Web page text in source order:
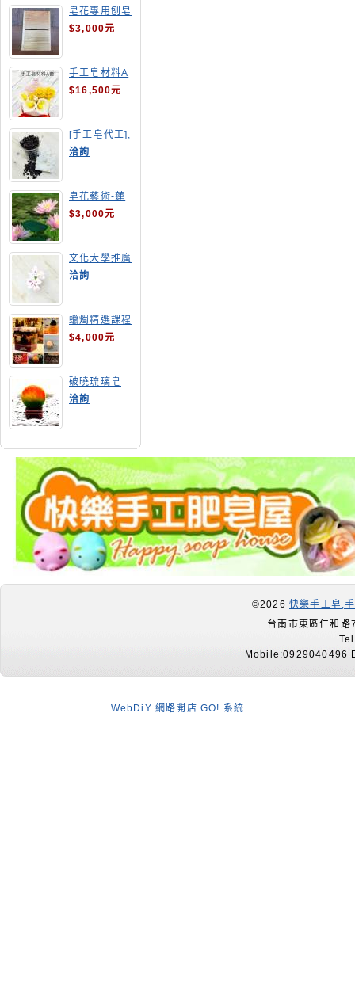
皂花專用刨皂
器
$3,000元
手工皂材料A
套
$16,500元
[手工皂代工],
釋迦手工皂
洽詢
皂花藝術-蓮
花
$3,000元
文化大學推廣
部高雄分部手
工皂教學
洽詢
蠟燭精選課程
$4,000元
破曉琉璃皂
洽詢
©2026 快樂手工皂,
台南市東區仁和
Mobile:0929040496
WebDiY 網路開店 GO! 系統